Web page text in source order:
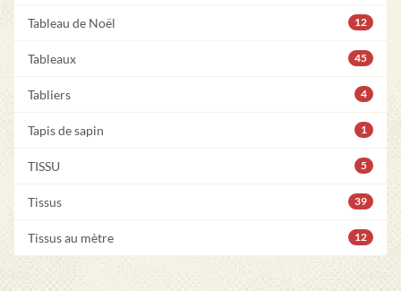
Tableau de Noël 12
Tableaux 45
Tabliers 4
Tapis de sapin 1
TISSU 5
Tissus 39
Tissus au mètre 12